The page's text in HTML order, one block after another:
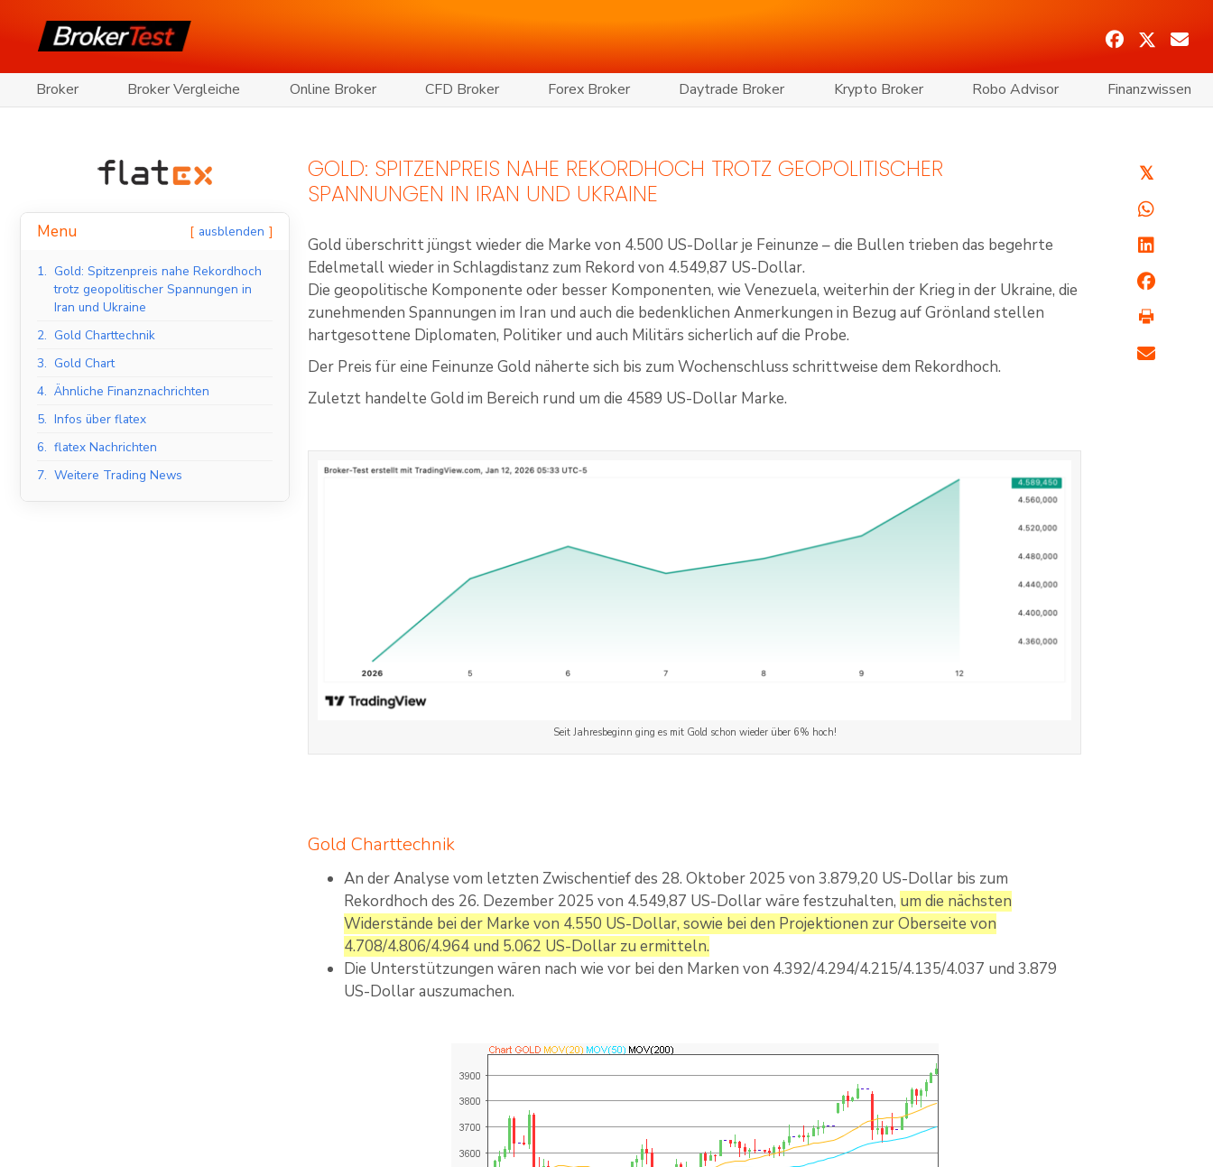
Broker Broker Vergleiche Online Broker CFD Broker Forex Broker Daytrade Broker Krypto Broker Robo Advisor Finanzwissen
Menu ausblenden
1. Gold: Spitzenpreis nahe Rekordhoch
trotz geopolitischer Spannungen in
Iran und Ukraine
2. Gold Charttechnik
3. Gold Chart
4. Ähnliche Finanznachrichten
5. Infos über flatex
6. flatex Nachrichten
7. Weitere Trading News
GOLD: SPITZENPREIS NAHE REKORDHOCH TROTZ GEOPOLITISCHER
SPANNUNGEN IN IRAN UND UKRAINE
Gold überschritt jüngst wieder die Marke von 4.500 US-Dollar je Feinunze – die Bullen trieben das begehrte
Edelmetall wieder in Schlagdistanz zum Rekord von 4.549,87 US-Dollar.
Die geopolitische Komponente oder besser Komponenten, wie Venezuela, weiterhin der Krieg in der Ukraine, die
zunehmenden Spannungen im Iran und auch die bedenklichen Anmerkungen in Bezug auf Grönland stellen
hartgesottene Diplomaten, Politiker und auch Militärs sicherlich auf die Probe.
Der Preis für eine Feinunze Gold näherte sich bis zum Wochenschluss schrittweise dem Rekordhoch.
Zuletzt handelte Gold im Bereich rund um die 4589 US-Dollar Marke.
Seit Jahresbeginn ging es mit Gold schon wieder über 6% hoch!
Gold Charttechnik
An der Analyse vom letzten Zwischentief des 28. Oktober 2025 von 3.879,20 US-Dollar bis zum
Rekordhoch des 26. Dezember 2025 von 4.549,87 US-Dollar wäre festzuhalten, um die nächsten
Widerstände bei der Marke von 4.550 US-Dollar, sowie bei den Projektionen zur Oberseite von
4.708/4.806/4.964 und 5.062 US-Dollar zu ermitteln.
Die Unterstützungen wären nach wie vor bei den Marken von 4.392/4.294/4.215/4.135/4.037 und 3.879
US-Dollar auszumachen.
𝕏